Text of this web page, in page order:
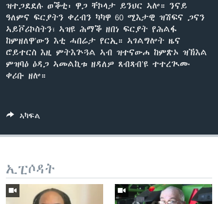
ዝተጋደደሉ ወቕቲ፡ ዋጋ ቸኮላታ ይንህር ኣሎ። ንናይ
ዓለምና ፍርያትን ቀረብን ካካዋ 60 ሚእታዊ ዝሽፍና ጋናን
ኣይቮሪኮስትን፣ ኣዝዩ ሕማቕ ዘበነ ፍርያት የሕልፋ
ከምዘለዋ’ውን እቲ ሓበሬታ የርኢ። ኣገልግሎት ዜና
ሮይተርስ እዚ ምትእጕጓል ኣብ ዝተናውሐ ከምጽኦ ዝኽእል
ምዝባዕ ዕዳጋ ኣመልኪቱ ዘዳለዎ ጸብጻብ’ዩ ተተረጒሙ
ቀሪቡ ዘሎ።
ኣካፍል
ኢፒሶዳት